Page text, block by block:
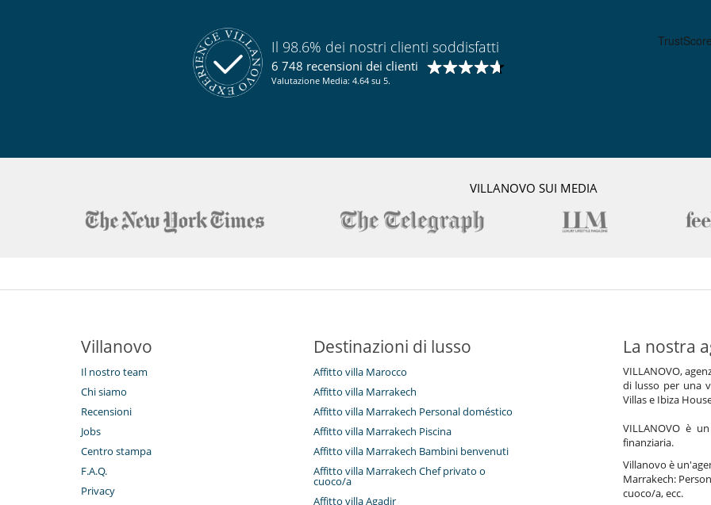
Il 98.6% dei nostri clienti soddisfatti
6 748 recensioni dei clienti
Valutazione Media: 4.64 su 5.
VILLANOVO SUI MEDIA
Villanovo
Il nostro team
Chi siamo
Recensioni
Jobs
Centro stampa
F.A.Q.
Privacy
Destinazioni di lusso
Affitto villa Marocco
Affitto villa Marrakech
Affitto villa Marrakech Personal doméstico
Affitto villa Marrakech Piscina
Affitto villa Marrakech Bambini benvenuti
Affitto villa Marrakech Chef privato o
cuoco/a
Affitto villa Agadir
La nostra
VILLANOVO,
di lusso per una
Villas e Ibiza
VILLANOVO è
finanziaria.
Villanovo è
Marrakech:
cuoco/a, ecc.